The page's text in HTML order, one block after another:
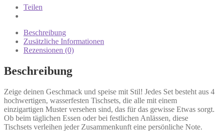
Teilen
Beschreibung
Zusätzliche Informationen
Rezensionen (0)
Beschreibung
Zeige deinen Geschmack und speise mit Stil! Jedes Set besteht aus 4
hochwertigen, wasserfesten Tischsets, die alle mit einem
einzigartigen Muster versehen sind, das für das gewisse Etwas sorgt.
Ob beim täglichen Essen oder bei festlichen Anlässen, diese
Tischsets verleihen jeder Zusammenkunft eine persönliche Note.